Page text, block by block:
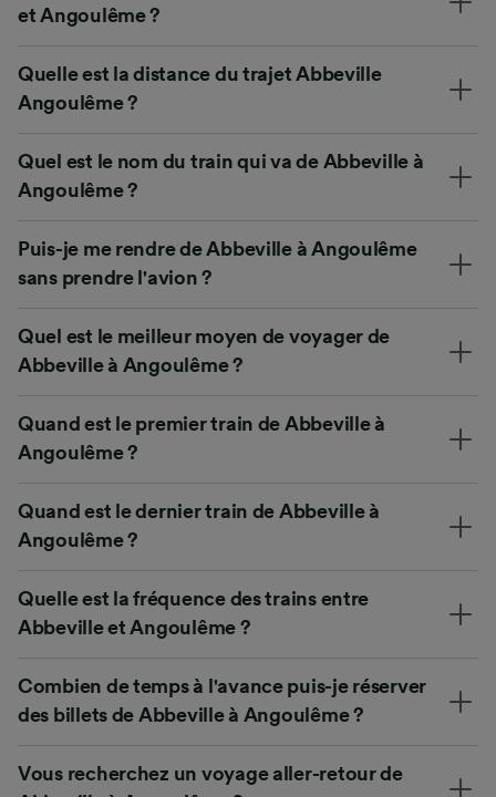
et Angoulême ?
Quelle est la distance du trajet Abbeville
Angoulême ?
Quel est le nom du train qui va de Abbeville à
Angoulême ?
Puis-je me rendre de Abbeville à Angoulême
sans prendre l'avion ?
Quel est le meilleur moyen de voyager de
Abbeville à Angoulême ?
Quand est le premier train de Abbeville à
Angoulême ?
Quand est le dernier train de Abbeville à
Angoulême ?
Quelle est la fréquence des trains entre
Abbeville et Angoulême ?
Combien de temps à l'avance puis-je réserver
des billets de Abbeville à Angoulême ?
Vous recherchez un voyage aller-retour de